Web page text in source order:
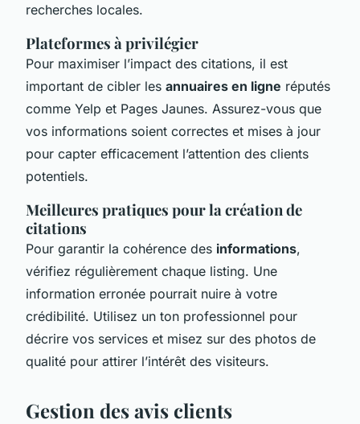
recherches locales.
Plateformes à privilégier
Pour maximiser l’impact des citations, il est
important de cibler les annuaires en ligne réputés
comme Yelp et Pages Jaunes. Assurez-vous que
vos informations soient correctes et mises à jour
pour capter efficacement l’attention des clients
potentiels.
Meilleures pratiques pour la création de
citations
Pour garantir la cohérence des informations,
vérifiez régulièrement chaque listing. Une
information erronée pourrait nuire à votre
crédibilité. Utilisez un ton professionnel pour
décrire vos services et misez sur des photos de
qualité pour attirer l’intérêt des visiteurs.
Gestion des avis clients